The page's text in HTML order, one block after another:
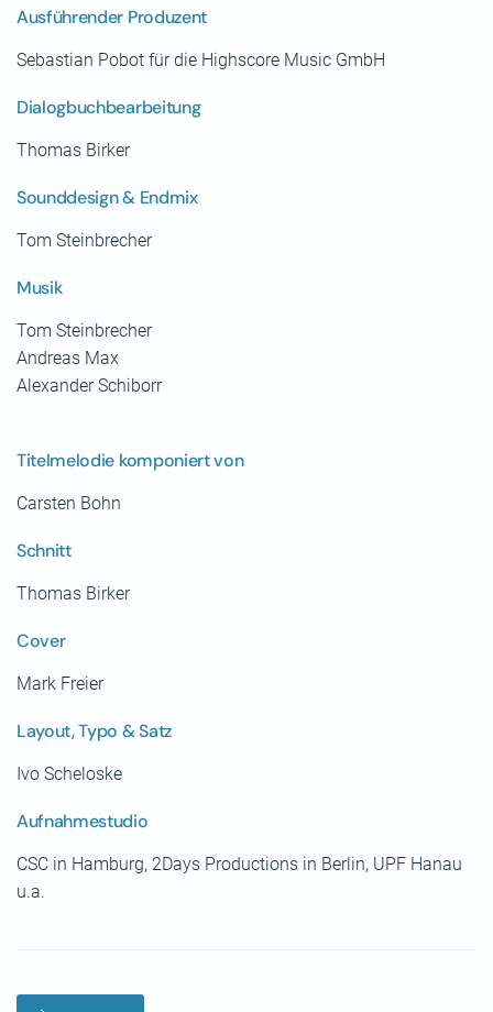
Ausführender Produzent
Sebastian Pobot für die Highscore Music GmbH
Dialogbuchbearbeitung
Thomas Birker
Sounddesign & Endmix
Tom Steinbrecher
Musik
Tom Steinbrecher
Andreas Max
Alexander Schiborr
Titelmelodie komponiert von
Carsten Bohn
Schnitt
Thomas Birker
Cover
Mark Freier
Layout, Typo & Satz
Ivo Scheloske
Aufnahmestudio
CSC in Hamburg, 2Days Productions in Berlin, UPF Hanau
u.a.